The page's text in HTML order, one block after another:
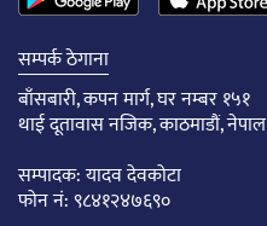
सम्पर्क ठेगाना
बाँसबारी, कपन मार्ग, घर नम्बर १५१
थाई दूतावास नजिक, काठमाडौं, नेपाल
सम्पादक: यादव देवकोटा
फोन नं: ९८४१२४७६९०